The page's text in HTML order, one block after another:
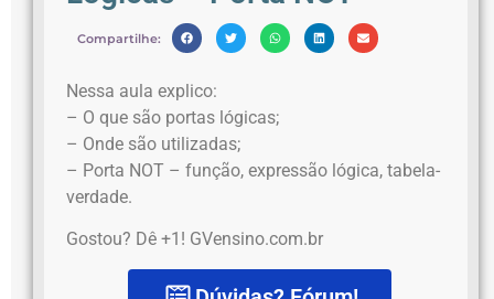
Compartilhe:
Nessa aula explico:
– O que são portas lógicas;
– Onde são utilizadas;
– Porta NOT – função, expressão lógica, tabela-
verdade.
Gostou? Dê +1! GVensino.com.br